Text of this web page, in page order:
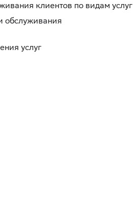
клиентов по видам услуг
обслуживания
услуг